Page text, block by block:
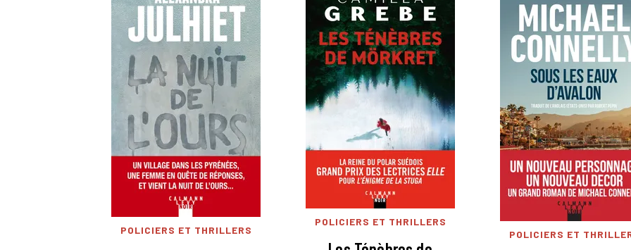
POLICIERS ET THRILLERS
POLICIERS ET THRILLERS
POLICIERS ET